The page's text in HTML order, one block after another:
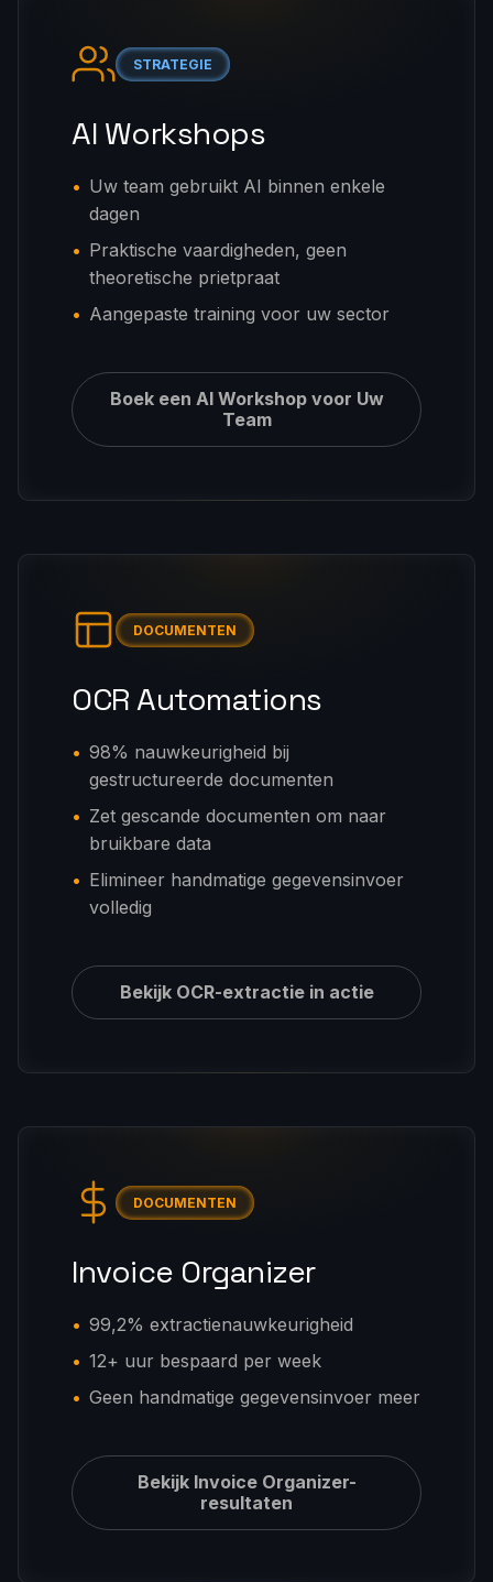
STRATEGIE
AI Workshops
Uw team gebruikt AI binnen enkele
dagen
Praktische vaardigheden, geen
theoretische prietpraat
Aangepaste training voor uw sector
Boek een AI Workshop voor Uw
Team
DOCUMENTEN
OCR Automations
98% nauwkeurigheid bij
gestructureerde documenten
Zet gescande documenten om naar
bruikbare data
Elimineer handmatige gegevensinvoer
volledig
Bekijk OCR-extractie in actie
DOCUMENTEN
Invoice Organizer
99,2% extractienauwkeurigheid
12+ uur bespaard per week
Geen handmatige gegevensinvoer meer
Bekijk Invoice Organizer-
resultaten